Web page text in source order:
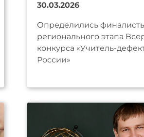
30.03.2026
Определились
регионального этапа
конкурса «Учитель-
России»